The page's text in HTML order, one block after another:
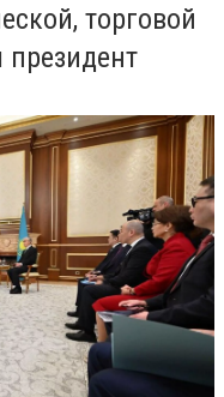
торговой
президент